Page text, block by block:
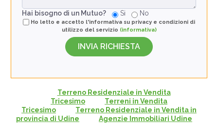
Hai bisogno di un Mutuo? Si No
Ho letto e accetto l'informativa su privacy e condizioni di
utilizzo del servizio (informativa)
Terreno Residenziale in Vendita
Tricesimo
Terreni in Vendita
Tricesimo
Terreno Residenziale in Vendita in
provincia di Udine
Agenzie Immobiliari Udine